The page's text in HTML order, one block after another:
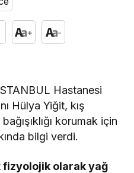
+ -
Hastanesi
Hülya Yiğit, kış
korumak için
bilgi verdi.
olarak yağ